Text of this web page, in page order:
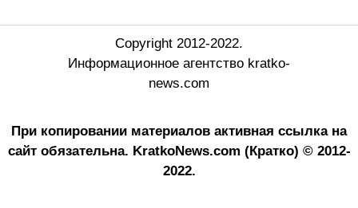
Copyright 2012-2022.
Информационное агентство kratko-
news.com
При копировании материалов активная ссылка на
сайт обязательна. KratkoNews.com (Кратко) © 2012-
2022.